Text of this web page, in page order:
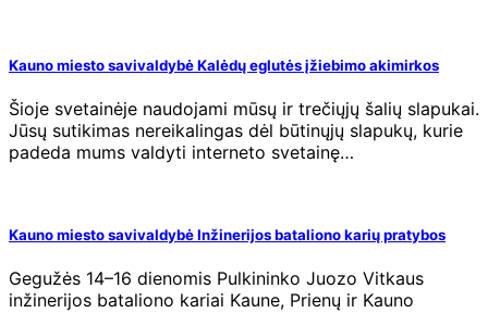
Kauno miesto savivaldybė Kalėdų eglutės įžiebimo akimirkos
Šioje svetainėje naudojami mūsų ir trečiųjų šalių slapukai.
Jūsų sutikimas nereikalingas dėl būtinųjų slapukų, kurie
padeda mums valdyti interneto svetainę…
Kauno miesto savivaldybė Inžinerijos bataliono karių pratybos
Gegužės 14–16 dienomis Pulkininko Juozo Vitkaus
inžinerijos bataliono kariai Kaune, Prienų ir Kauno